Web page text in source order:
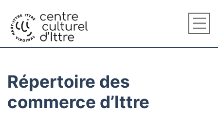
Répertoire des
commerce d’Ittre